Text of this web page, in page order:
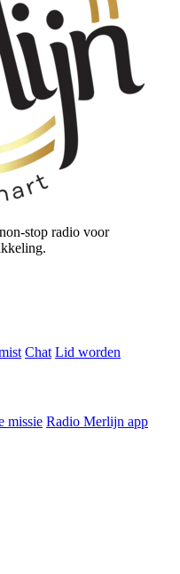
stop radio voor
Chat Lid worden
missie Radio Merlijn app